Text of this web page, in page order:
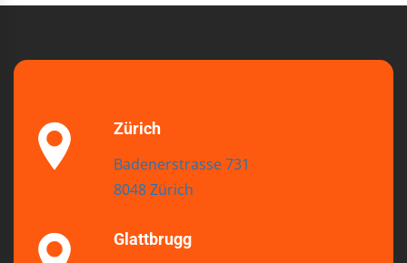
Zürich
Badenerstrasse 731
8048 Zürich
Glattbrugg